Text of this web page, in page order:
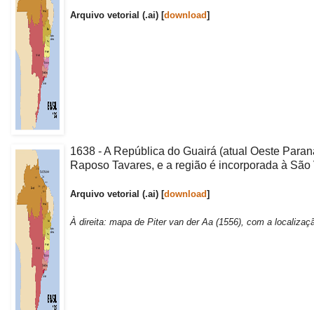
Arquivo vetorial (.ai) [download]
1638 - A República do Guairá (atual Oeste
Raposo Tavares, e a região é incorporada à
Arquivo vetorial (.ai) [download]
À direita: mapa de Piter van der Aa (1556), com a